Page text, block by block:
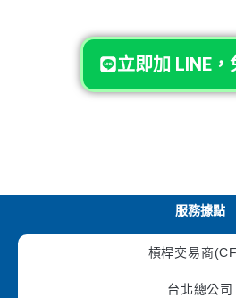
立即加 LINE
服務據點
槓桿交易商
台北總公司